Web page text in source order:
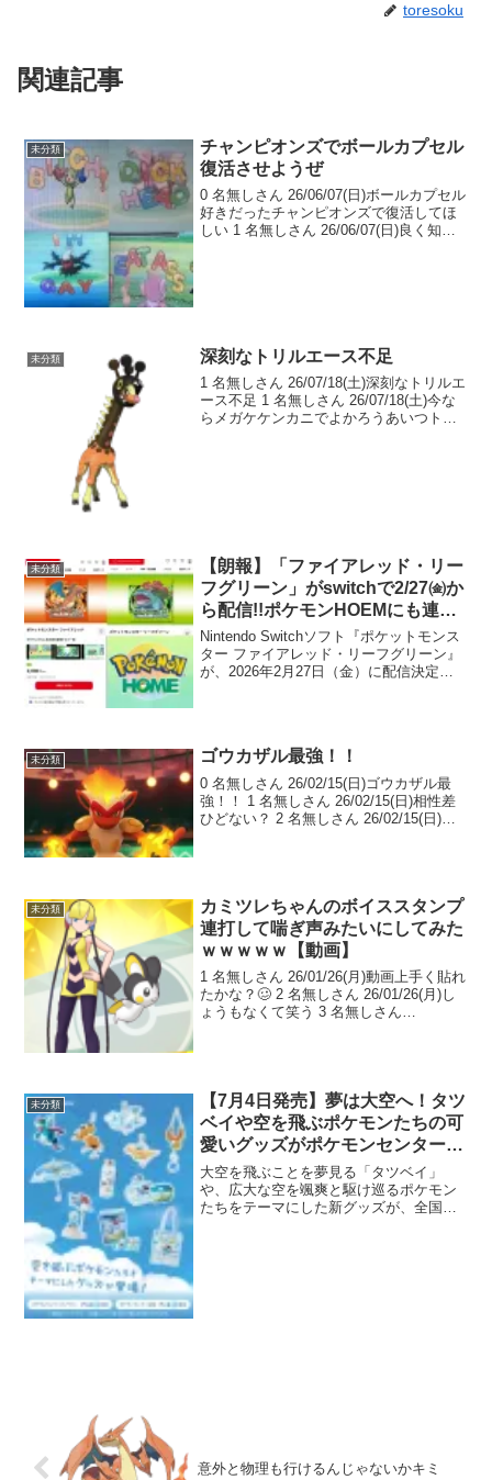
toresoku
関連記事
未分類
チャンピオンズでボールカプセル
復活させようぜ
0 名無しさん 26/06/07(日)ボールカプセル
好きだったチャンピオンズで復活してほ
しい 1 名無しさん 26/06/07(日)良く知ら
未分類 深刻なトリルエース不足
1 名無しさん 26/07/18(土)深刻なトリルエ
ース不足 1 名無しさん 26/07/18(土)今な
らメガケケンカニでよかろうあいつトリ
未分類
【朗報】「ファイアレッド・リー
フグリーン」がswitchで2/27㈮か
ら配信!!ポケモンHOEMにも連携
予定とのこと【予約開始】
Nintendo Switchソフト『ポケットモンス
ター ファイアレッド・リーフグリーン』
が、2026年2月27日（金）に配信決定！
未分類 ゴウカザル最強！！
0 名無しさん 26/02/15(日)ゴウカザル最
強！！ 1 名無しさん 26/02/15(日)相性差
ひどない？ 2 名無しさん 26/02/15(日)恥
未分類
カミツレちゃんのボイススタンプ
連打して喘ぎ声みたいにしてみた
ｗｗｗｗｗ【動画】
1 名無しさん 26/01/26(月)動画上手く貼れ
たかな？🥴 2 名無しさん 26/01/26(月)し
ょうもなくて笑う 3 名無しさん
未分類
【7月4日発売】夢は大空へ！タツ
ベイや空を飛ぶポケモンたちの可
愛いグッズがポケモンセンターに
大集結！
大空を飛ぶことを夢見る「タツベイ」
や、広大な空を颯爽と駆け巡るポケモン
たちをテーマにした新グッズが、全国の
意外と物理も行けるんじゃないかキミ